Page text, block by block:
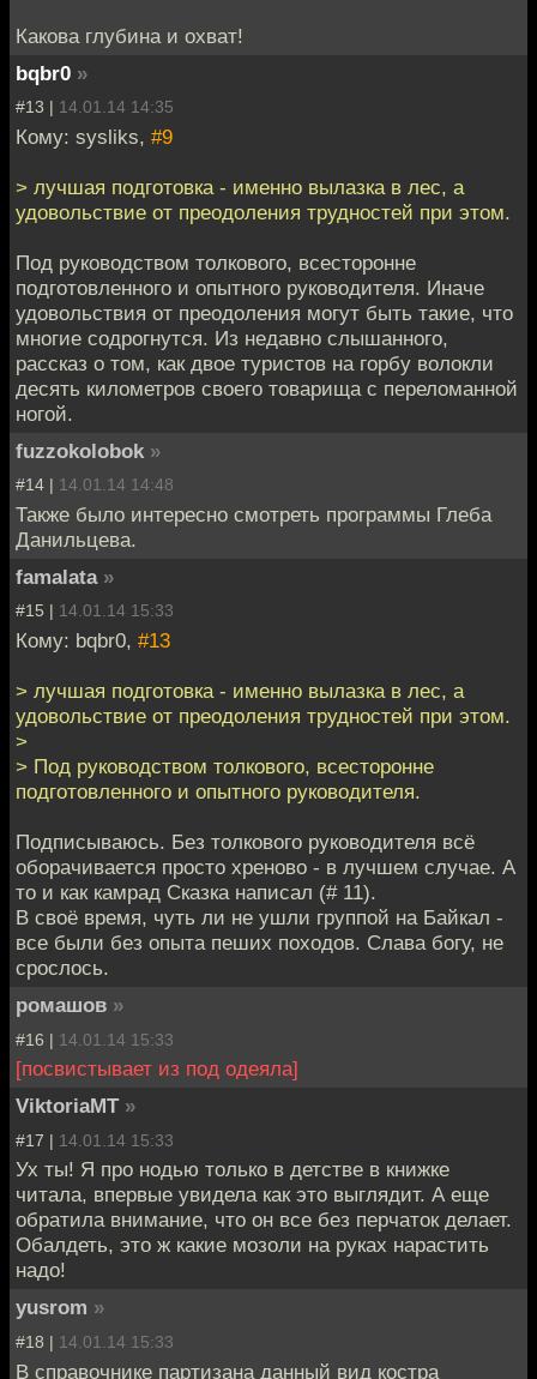
Какова глубина и охват!
bqbr0 »
#13 | 14.01.14 14:35
Кому: sysliks, #9
> лучшая подготовка - именно вылазка в лес, а
удовольствие от преодоления трудностей при этом.
Под руководством толкового, всесторонне
подготовленного и опытного руководителя. Иначе
удовольствия от преодоления могут быть такие, что
многие содрогнутся. Из недавно слышанного,
рассказ о том, как двое туристов на горбу волокли
десять километров своего товарища с переломанной
ногой.
fuzzokolobok »
#14 | 14.01.14 14:48
Также было интересно смотреть программы Глеба
Данильцева.
famalata »
#15 | 14.01.14 15:33
Кому: bqbr0, #13
> лучшая подготовка - именно вылазка в лес, а
удовольствие от преодоления трудностей при этом.
>
> Под руководством толкового, всесторонне
подготовленного и опытного руководителя.
Подписываюсь. Без толкового руководителя всё
оборачивается просто хреново - в лучшем случае. А
то и как камрад Сказка написал (# 11).
В своё время, чуть ли не ушли группой на Байкал -
все были без опыта пеших походов. Слава богу, не
срослось.
ромашов »
#16 | 14.01.14 15:33
[посвистывает из под одеяла]
ViktoriaMT »
#17 | 14.01.14 15:33
Ух ты! Я про нодью только в детстве в книжке
читала, впервые увидела как это выглядит. А еще
обратила внимание, что он все без перчаток делает.
Обалдеть, это ж какие мозоли на руках нарастить
надо!
yusrom »
#18 | 14.01.14 15:33
В справочнике партизана данный вид костра